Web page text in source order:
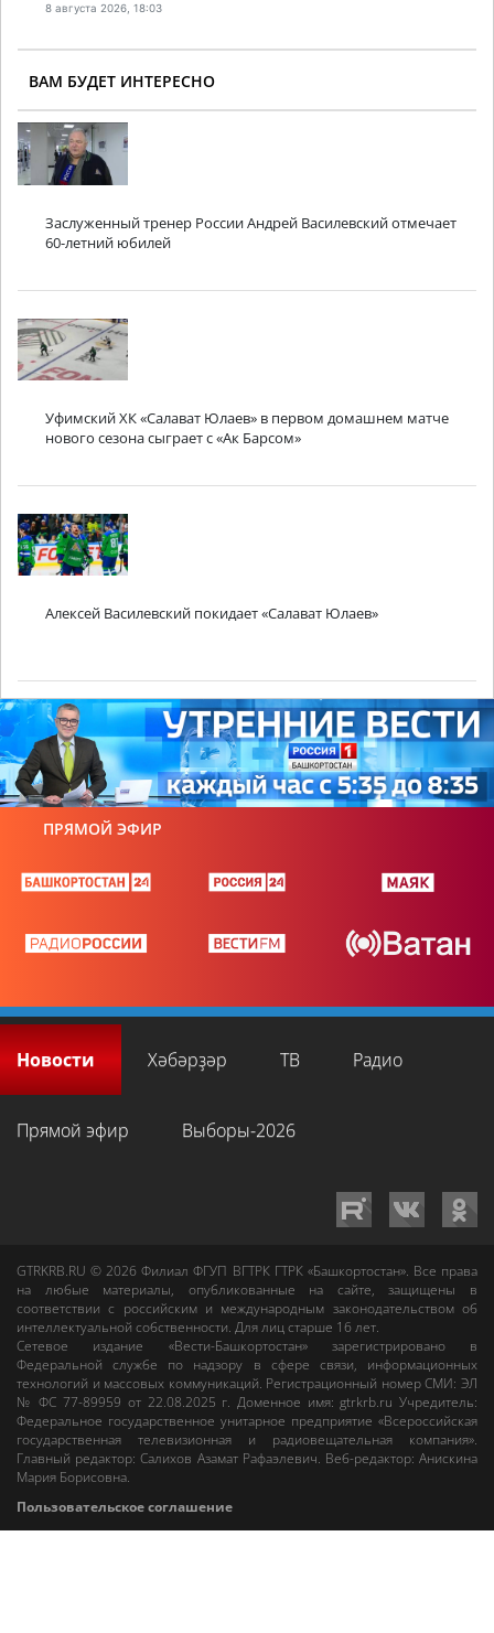
8 августа 2026, 18:03
ВАМ БУДЕТ ИНТЕРЕСНО
Заслуженный тренер России Андрей Василевский отмечает
60-летний юбилей
Уфимский ХК «Салават Юлаев» в первом домашнем матче
нового сезона сыграет с «Ак Барсом»
Алексей Василевский покидает «Салават Юлаев»
ПРЯМОЙ ЭФИР
Новости Хәбәрҙәр ТВ Радио
Прямой эфир Выборы-2026
GTRKRB.RU © 2026Филиал ФГУП ВГТРК ГТРК «Башкортостан». Все права
на любые материалы, опубликованные на сайте, защищены в
соответствии с российским и международным законодательством об
интеллектуальной собственности. Для лиц старше 16 лет.
Сетевое издание «Вести-Башкортостан»зарегистрировано в
Федеральной службе по надзору в сфере связи, информационных
технологий и массовых коммуникаций. Регистрационный номер СМИ: ЭЛ
№ ФС 77-89959 от 22.08.2025 г. Доменное имя:gtrkrb.ru Учредитель:
Федеральное государственное унитарное предприятие «Всероссийская
государственная телевизионная и радиовещательная компания».
Главный редактор:Салихов Азамат Рафаэлевич. Веб-редактор:Анискина
Мария Борисовна.
Пользовательское соглашение
Правила использования материалов Сетевого издания «Вести-